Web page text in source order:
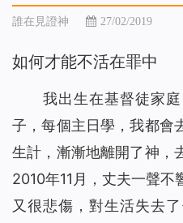
誰在見證神 27/02/2019
如何才能不活在罪中
我出生在基督徒家
子，每個主日學，我都會
生計，漸漸地離開了神，
2010年11月，丈夫一聲不
又很悲傷，對生活失去